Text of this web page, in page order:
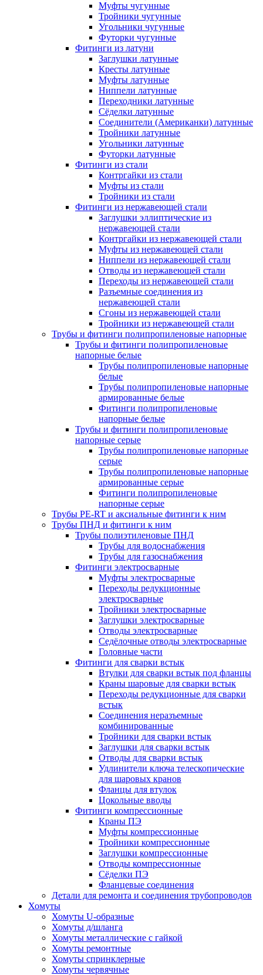
Муфты чугунные
Тройники чугунные
Угольники чугунные
Футорки чугунные
Фитинги из латуни
Заглушки латунные
Кресты латунные
Муфты латунные
Ниппели латунные
Переходники латунные
Сёделки латунные
Соединители (Американки) латунные
Тройники латунные
Угольники латунные
Футорки латунные
Фитинги из стали
Контргайки из стали
Муфты из стали
Тройники из стали
Фитинги из нержавеющей стали
Заглушки эллиптические из
нержавеющей стали
Контргайки из нержавеющей стали
Муфты из нержавеющей стали
Ниппели из нержавеющей стали
Отводы из нержавеющей стали
Переходы из нержавеющей стали
Разъемные соединения из
нержавеющей стали
Сгоны из нержавеющей стали
Тройники из нержавеющей стали
Трубы и фитинги полипропиленовые напорные
Трубы и фитинги полипропиленовые
напорные белые
Трубы полипропиленовые напорные
белые
Трубы полипропиленовые напорные
армированные белые
Фитинги полипропиленовые
напорные белые
Трубы и фитинги полипропиленовые
напорные серые
Трубы полипропиленовые напорные
серые
Трубы полипропиленовые напорные
армированные серые
Фитинги полипропиленовые
напорные серые
Трубы PE-RT и аксиальные фитинги к ним
Трубы ПНД и фитинги к ним
Трубы полиэтиленовые ПНД
Трубы для водоснабжения
Трубы для газоснабжения
Фитинги электросварные
Муфты электросварные
Переходы редукционные
электросварные
Тройники электросварные
Заглушки электросварные
Отводы электросварные
Седёлочные отводы электросварные
Головные части
Фитинги для сварки встык
Втулки для сварки встык под фланцы
Краны шаровые для сварки встык
Переходы редукционные для сварки
встык
Соединения неразъемные
комбинированные
Тройники для сварки встык
Заглушки для сварки встык
Отводы для сварки встык
Удлинители ключа телескопические
для шаровых кранов
Фланцы для втулок
Цокольные вводы
Фитинги компрессионные
Краны ПЭ
Муфты компрессионные
Тройники компрессионные
Заглушки компрессионные
Отводы компрессионные
Сёделки ПЭ
Фланцевые соединения
Детали для ремонта и соединения трубопроводов
Хомуты
Хомуты U-образные
Хомуты д/шланга
Хомуты металлические с гайкой
Хомуты ремонтные
Хомуты спринклерные
Хомуты червячные